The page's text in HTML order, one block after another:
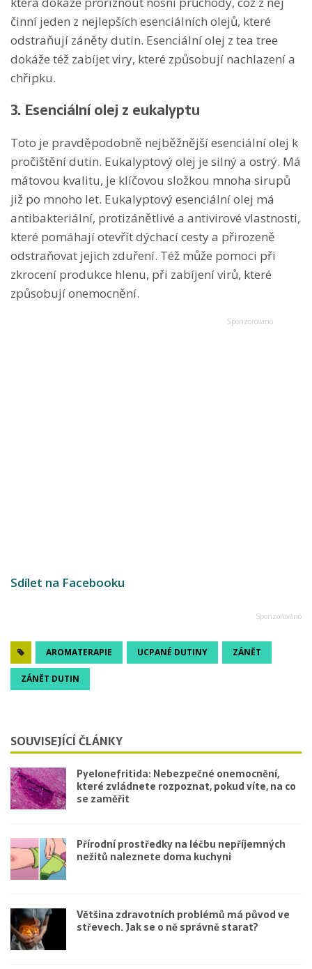
činní jeden z nejlepších esenciálních olejů, které
odstraňují záněty dutin. Esenciální olej z tea tree
dokáže též zabíjet viry, které způsobují nachlazení a
chřipku.
3. Esenciální olej z eukalyptu
Toto je pravděpodobně nejběžnější esenciální olej k
pročištění dutin. Eukalyptový olej je silný a ostrý. Má
mátovou kvalitu, je klíčovou složkou mnoha sirupů
již po mnoho let. Eukalyptový esenciální olej má
antibakteriální, protizánětlivé a antivirové vlastnosti,
které pomáhají otevřít dýchací cesty a přirozeně
odstraňovat jejich zduření. Též může pomoci při
zkrocení produkce hlenu, při zabíjení virů, které
způsobují onemocnění.
Sdílet na Facebooku
AROMATERAPIE UCPANÉ DUTINY ZÁNĚT
ZÁNĚT DUTIN
SOUVISEJÍCÍ ČLÁNKY
Pyelonefritida: Nebezpečné onemocnění,
které zvládnete rozpoznat, pokud víte, na co
se zaměřit
Přírodní prostředky na léčbu nepříjemných
nežitů naleznete doma kuchyni
Většina zdravotních problémů má původ ve
střevech. Jak se o ně správně starat?